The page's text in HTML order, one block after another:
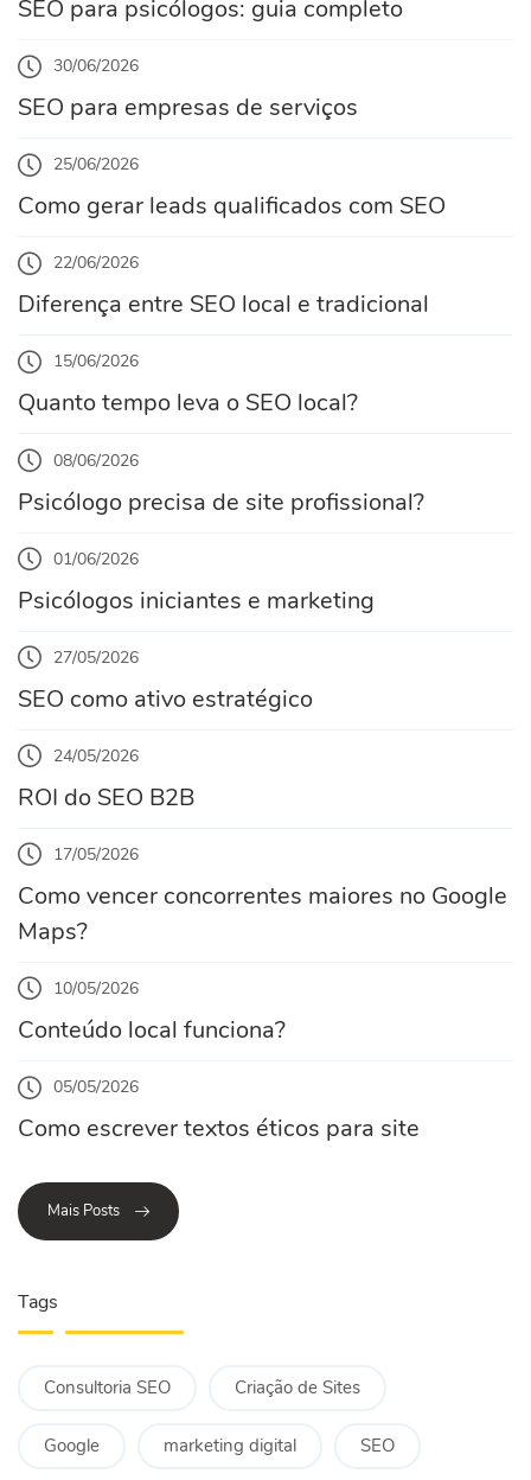
SEO para psicólogos: guia completo
30/06/2026
SEO para empresas de serviços
25/06/2026
Como gerar leads qualificados com SEO
22/06/2026
Diferença entre SEO local e tradicional
15/06/2026
Quanto tempo leva o SEO local?
08/06/2026
Psicólogo precisa de site profissional?
01/06/2026
Psicólogos iniciantes e marketing
27/05/2026
SEO como ativo estratégico
24/05/2026
ROI do SEO B2B
17/05/2026
Como vencer concorrentes maiores no Google
Maps?
10/05/2026
Conteúdo local funciona?
05/05/2026
Como escrever textos éticos para site
Mais Posts
Tags
Consultoria SEO Criação de Sites
Google marketing digital SEO